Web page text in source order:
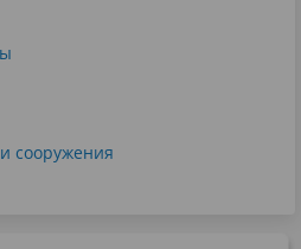
сооружения